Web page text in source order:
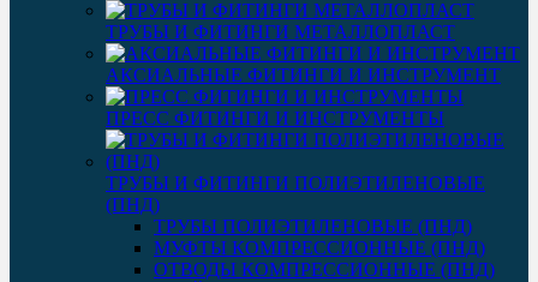
ТРУБЫ И ФИТИНГИ МЕТАЛЛОПЛАСТ
АКСИАЛЬНЫЕ ФИТИНГИ И ИНСТРУМЕНТ
ПРЕСС ФИТИНГИ И ИНСТРУМЕНТЫ
ТРУБЫ И ФИТИНГИ ПОЛИЭТИЛЕНОВЫЕ
(ПНД)
ТРУБЫ ПОЛИЭТИЛЕНОВЫЕ (ПНД)
МУФТЫ КОМПРЕССИОННЫЕ (ПНД)
ОТВОДЫ КОМПРЕССИОННЫЕ (ПНД)